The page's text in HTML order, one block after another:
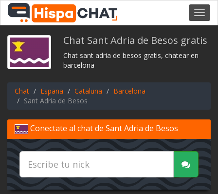
Chat Sant Adria de Besos gratis
Chat sant adria de besos gratis, chatear en
barcelona
Chat Espana Cataluna
Barcelona
Sant Adria de Besos
Conectate al chat de Sant Adria de Besos